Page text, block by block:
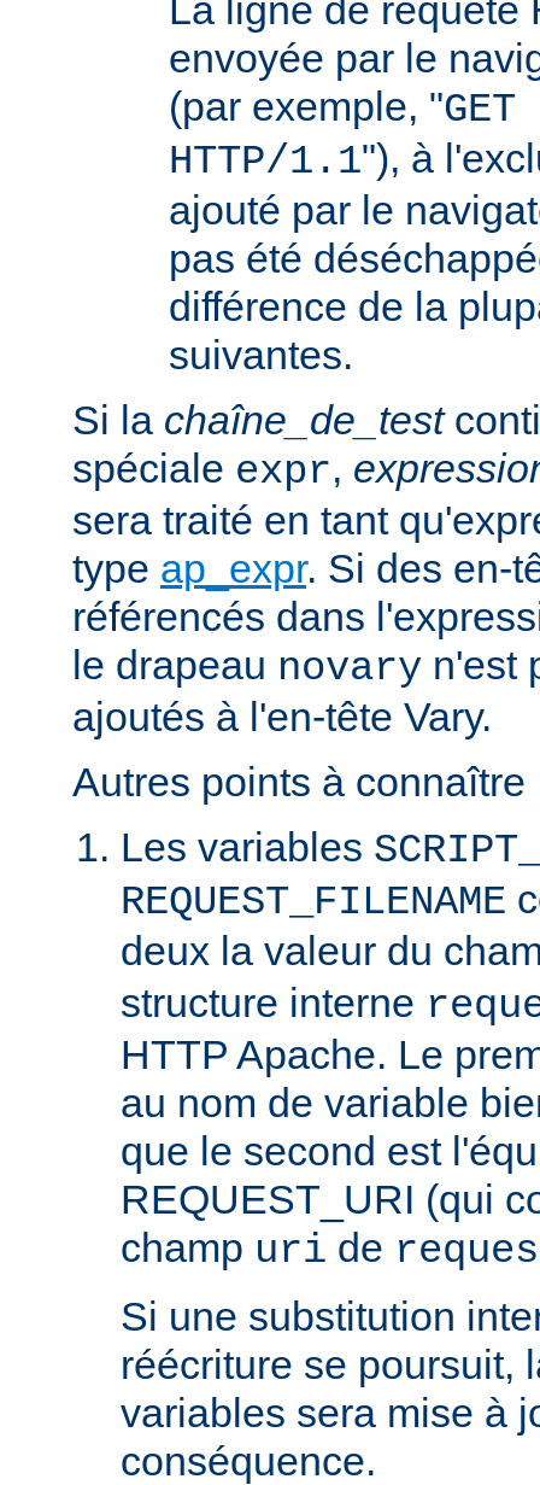
La ligne de requête
envoyée par le
(par exemple, "
HTTP/1.1"), à
ajouté par le
pas été
différence de la
suivantes.
Si la chaîne_de_test
spéciale expr,
sera traité en tant
type ap_expr. Si des en-
référencés dans
le drapeau novary n'est
ajoutés à l'en-tête Vary.
Autres points à connaître
Les variables
REQUEST_FILENAME
deux la valeur du
structure interne
HTTP Apache. Le
au nom de variable
que le second est
REQUEST_URI (qui
champ uri de
Si une substitution
réécriture se poursuit,
variables sera mise à
conséquence.